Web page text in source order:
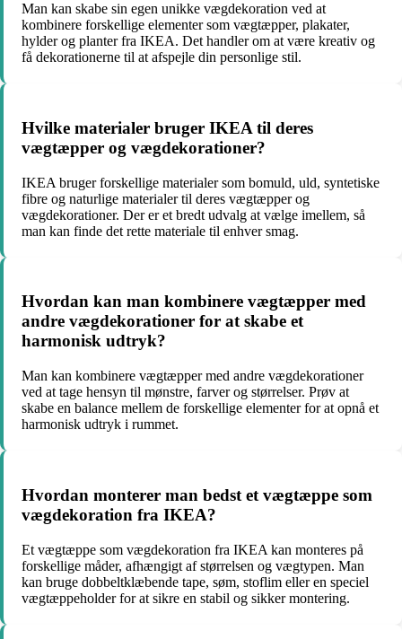
Man kan skabe sin egen unikke vægdekoration ved at
kombinere forskellige elementer som vægtæpper, plakater,
hylder og planter fra IKEA. Det handler om at være kreativ og
få dekorationerne til at afspejle din personlige stil.
Hvilke materialer bruger IKEA til deres
vægtæpper og vægdekorationer?
IKEA bruger forskellige materialer som bomuld, uld, syntetiske
fibre og naturlige materialer til deres vægtæpper og
vægdekorationer. Der er et bredt udvalg at vælge imellem, så
man kan finde det rette materiale til enhver smag.
Hvordan kan man kombinere vægtæpper med
andre vægdekorationer for at skabe et
harmonisk udtryk?
Man kan kombinere vægtæpper med andre vægdekorationer
ved at tage hensyn til mønstre, farver og størrelser. Prøv at
skabe en balance mellem de forskellige elementer for at opnå et
harmonisk udtryk i rummet.
Hvordan monterer man bedst et vægtæppe som
vægdekoration fra IKEA?
Et vægtæppe som vægdekoration fra IKEA kan monteres på
forskellige måder, afhængigt af størrelsen og vægtypen. Man
kan bruge dobbeltklæbende tape, søm, stoflim eller en speciel
vægtæppeholder for at sikre en stabil og sikker montering.